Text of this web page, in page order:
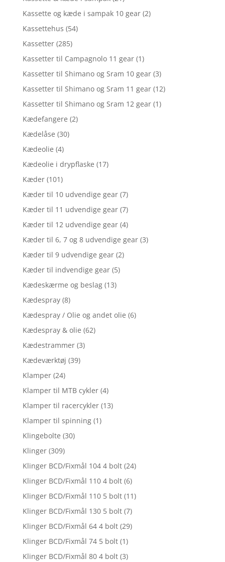
Kassette og kæde i sampak 10 gear (2)
Kassettehus (54)
Kassetter (285)
Kassetter til Campagnolo 11 gear (1)
Kassetter til Shimano og Sram 10 gear (3)
Kassetter til Shimano og Sram 11 gear (12)
Kassetter til Shimano og Sram 12 gear (1)
Kædefangere (2)
Kædelåse (30)
Kædeolie (4)
Kædeolie i drypflaske (17)
Kæder (101)
Kæder til 10 udvendige gear (7)
Kæder til 11 udvendige gear (7)
Kæder til 12 udvendige gear (4)
Kæder til 6, 7 og 8 udvendige gear (3)
Kæder til 9 udvendige gear (2)
Kæder til indvendige gear (5)
Kædeskærme og beslag (13)
Kædespray (8)
Kædespray / Olie og andet olie (6)
Kædespray & olie (62)
Kædestrammer (3)
Kædeværktøj (39)
Klamper (24)
Klamper til MTB cykler (4)
Klamper til racercykler (13)
Klamper til spinning (1)
Klingebolte (30)
Klinger (309)
Klinger BCD/Fixmål 104 4 bolt (24)
Klinger BCD/Fixmål 110 4 bolt (6)
Klinger BCD/Fixmål 110 5 bolt (11)
Klinger BCD/Fixmål 130 5 bolt (7)
Klinger BCD/Fixmål 64 4 bolt (29)
Klinger BCD/Fixmål 74 5 bolt (1)
Klinger BCD/Fixmål 80 4 bolt (3)